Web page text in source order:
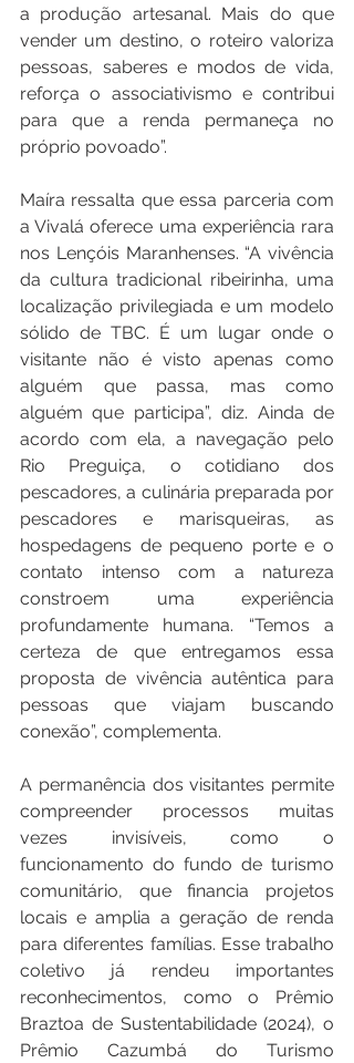
a produção artesanal. Mais do que
vender um destino, o roteiro valoriza
pessoas, saberes e modos de vida,
reforça o associativismo e contribui
para que a renda permaneça no
próprio povoado”.
Maíra ressalta que essa parceria com
a Vivalá oferece uma experiência rara
nos Lençóis Maranhenses. “A vivência
da cultura tradicional ribeirinha, uma
localização privilegiada e um modelo
sólido de TBC. É um lugar onde o
visitante não é visto apenas como
alguém que passa, mas como
alguém que participa”, diz. Ainda de
acordo com ela, a navegação pelo
Rio Preguiça, o cotidiano dos
pescadores, a culinária preparada por
pescadores e marisqueiras, as
hospedagens de pequeno porte e o
contato intenso com a natureza
constroem uma experiência
profundamente humana. “Temos a
certeza de que entregamos essa
proposta de vivência autêntica para
pessoas que viajam buscando
conexão”, complementa.
A permanência dos visitantes permite
compreender processos muitas
vezes invisíveis, como o
funcionamento do fundo de turismo
comunitário, que financia projetos
locais e amplia a geração de renda
para diferentes famílias. Esse trabalho
coletivo já rendeu importantes
reconhecimentos, como o Prêmio
Braztoa de Sustentabilidade (2024), o
Prêmio Cazumbá do Turismo